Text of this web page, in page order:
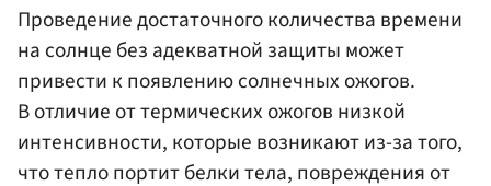
Проведение достаточного количества времени
на солнце без адекватной защиты может
привести к появлению солнечных ожогов.
В отличие от термических ожогов низкой
интенсивности, которые возникают из-за того,
что тепло портит белки тела, повреждения от